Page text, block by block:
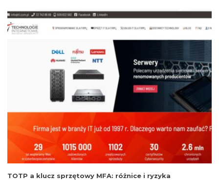
TOTP a klucz sprzętowy MFA: różnice i ryzyka